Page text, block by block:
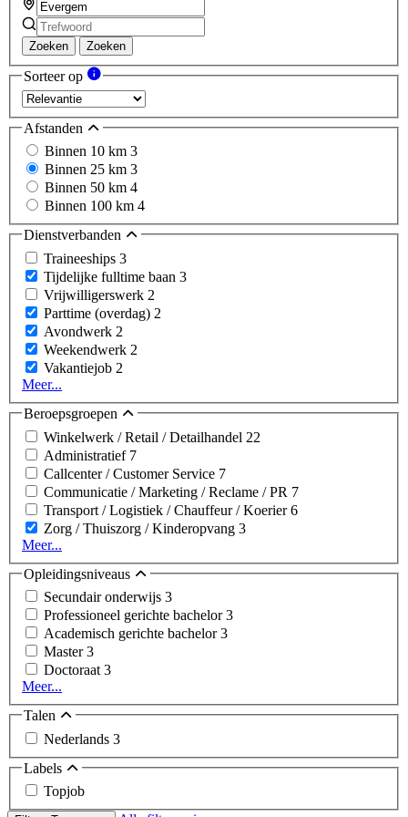
Zoeken Zoeken
Sorteer op
Afstanden
Binnen 10 km 3
Binnen 25 km 3
Binnen 50 km 4
Binnen 100 km 4
Dienstverbanden
Traineeships 3
Tijdelijke fulltime baan 3
Vrijwilligerswerk 2
Parttime (overdag) 2
Avondwerk 2
Weekendwerk 2
Vakantiejob 2
Meer...
Beroepsgroepen
Winkelwerk / Retail / Detailhandel 22
Administratief 7
Callcenter / Customer Service 7
Communicatie / Marketing / Reclame / PR 7
Transport / Logistiek / Chauffeur / Koerier6
Zorg / Thuiszorg / Kinderopvang 3
Meer...
Opleidingsniveaus
Secundair onderwijs 3
Professioneel gerichte bachelor3
Academisch gerichte bachelor3
Master3
Doctoraat 3
Meer...
Talen
Nederlands 3
Labels
Topjob